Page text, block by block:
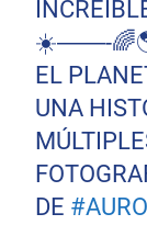
☀️——-
EL
UNA
DE